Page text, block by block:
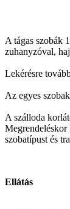
A tágas szobák
zuhanyzóval,
Lekérésre
Az egyes
A szálloda
Megrendeléskor
szobatípust és
Ellátás